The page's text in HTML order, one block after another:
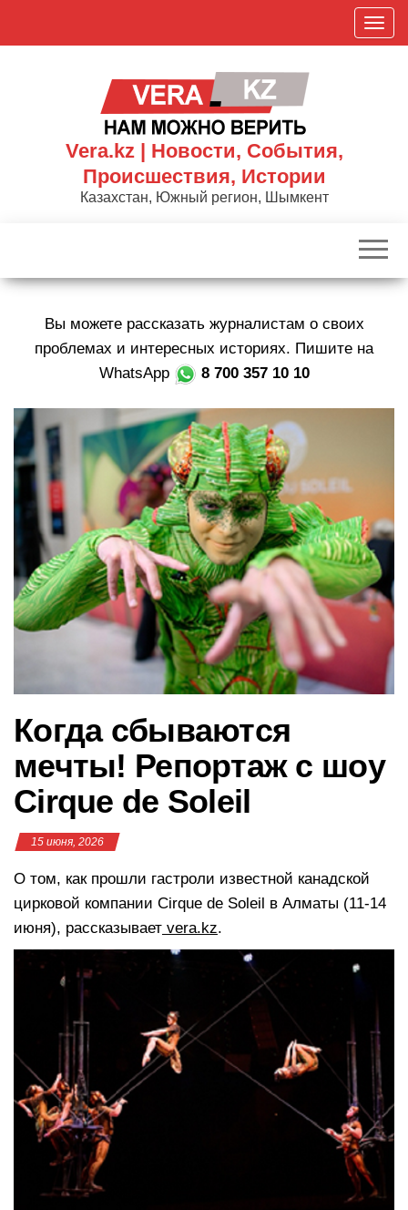
П
о
к
р
и
ю
Vera.kz | Новости, События,
Происшествия, Истории
Казахстан, Южный регион, Шымкент
Вы можете рассказать журналистам о своих
проблемах и интересных историях. Пишите на
WhatsApp
8 700 357 10 10
Когда сбываются
мечты! Репортаж с шоу
Cirque de Soleil
15 июня, 2026
О том, как прошли гастроли известной канадской
цирковой компании Cirque de Soleil в Алматы (11-14
июня), рассказывает vera.kz.